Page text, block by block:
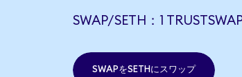
SWAP/SETH：1
SWAPをSETHにスワップ